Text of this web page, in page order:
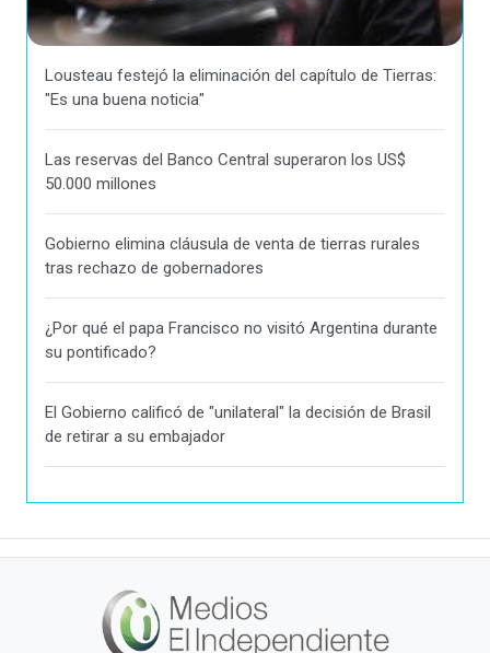
Lousteau festejó la eliminación del capítulo de Tierras:
"Es una buena noticia"
Las reservas del Banco Central superaron los US$
50.000 millones
Gobierno elimina cláusula de venta de tierras rurales
tras rechazo de gobernadores
¿Por qué el papa Francisco no visitó Argentina durante
su pontificado?
El Gobierno calificó de "unilateral" la decisión de Brasil
de retirar a su embajador